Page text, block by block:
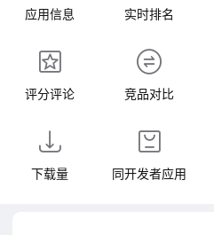
应用信息 实时排名
评分评论 竞品对比
下载量 同开发者应用